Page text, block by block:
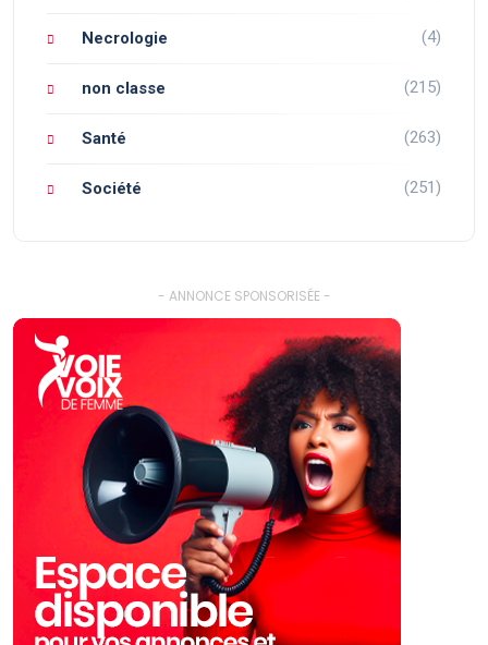
Necrologie (4)
non classe (215)
Santé (263)
Société (251)
- ANNONCE SPONSORISÉE -